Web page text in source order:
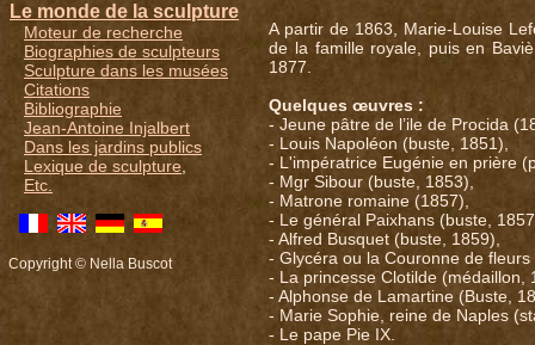
Le monde de la sculpture
Moteur de recherche
Biographies de sculpteurs
Sculpture dans les musées
Citations
Bibliographie
Jean-Antoine Injalbert
Dans les jardins publics
Lexique de sculpture
Etc.
Copyright © Nella Buscot
A partir de 1863, Marie-Louise
de la famille royale, puis en
1877.
Quelques œuvres :
- Jeune pâtre de l’ile de Procida
- Louis Napoléon (buste, 1851),
- L'impératrice Eugénie en prière
- Mgr Sibour (buste, 1853),
- Matrone romaine (1857),
- Le général Paixhans (buste,
- Alfred Busquet (buste, 1859),
- Glycéra ou la Couronne de
- La princesse Clotilde (médaillon,
- Alphonse de Lamartine (Buste,
- Marie Sophie, reine de Naples
- Le pape Pie IX.